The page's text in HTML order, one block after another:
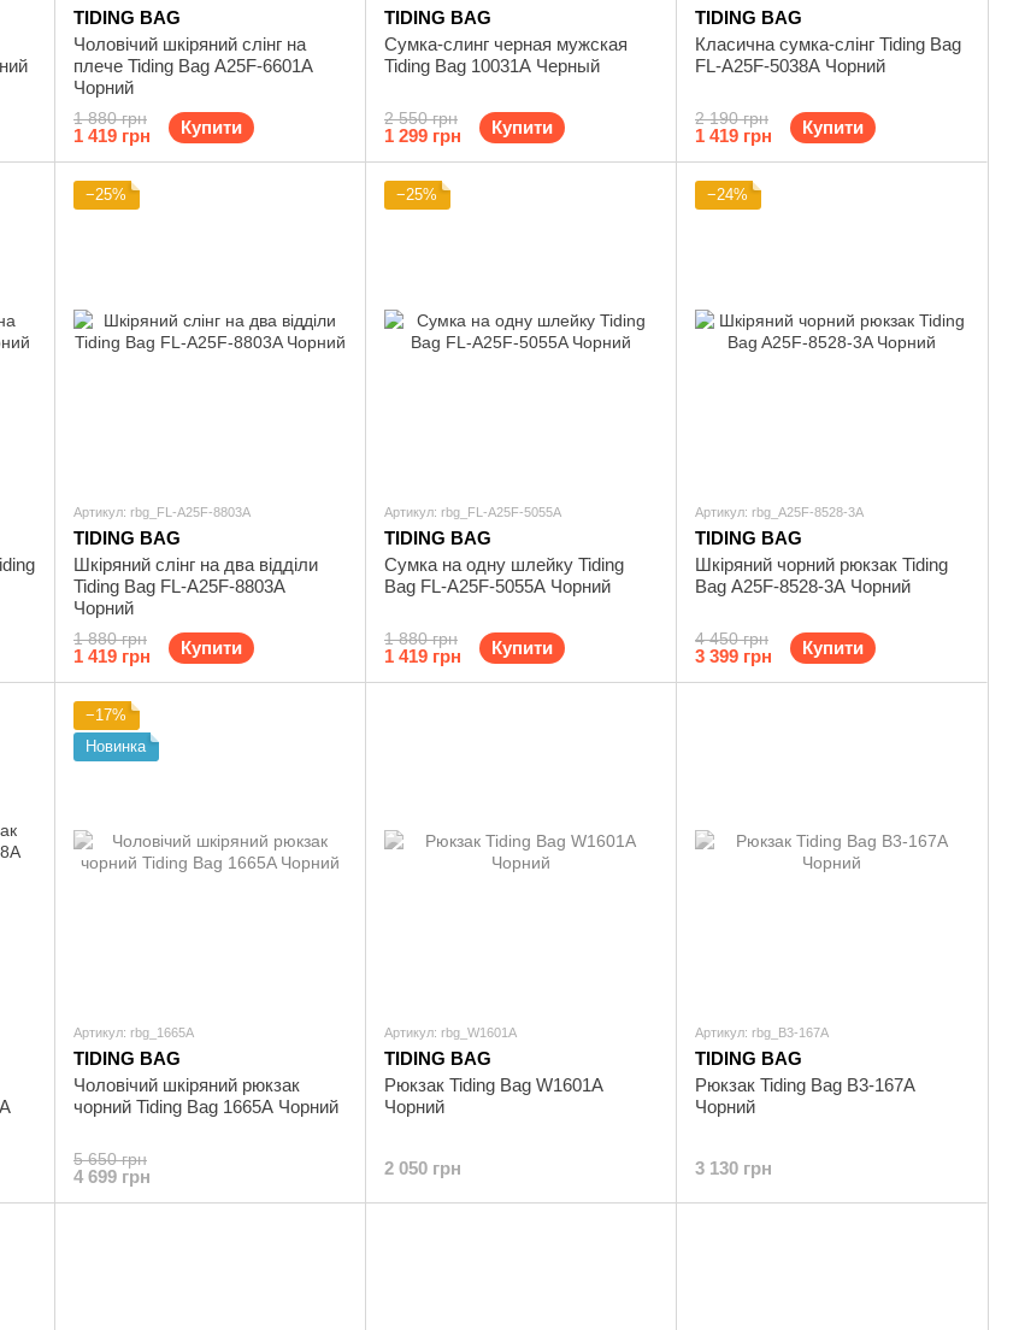
TIDING BAG
Чоловічий шкіряний слінг на
плече Tiding Bag A25F-6601A
Чорний
1 880 грн
1 419 грн Купити
TIDING BAG
Сумка-слинг черная мужская
Tiding Bag 10031A Черный
2 550 грн
1 299 грн Купити
TIDING BAG
Класична сумка-слінг Tiding Bag
FL-A25F-5038A Чорний
2 190 грн
1 419 грн Купити
−25%
Артикул: rbg_FL-A25F-8803A
TIDING BAG
Шкіряний слінг на два відділи
Tiding Bag FL-A25F-8803A
Чорний
1 880 грн
1 419 грн Купити
−25%
Артикул: rbg_FL-A25F-5055A
TIDING BAG
Сумка на одну шлейку Tiding
Bag FL-A25F-5055A Чорний
1 880 грн
1 419 грн Купити
−24%
Артикул: rbg_A25F-8528-3A
TIDING BAG
Шкіряний чорний рюкзак Tiding
Bag A25F-8528-3A Чорний
4 450 грн
3 399 грн Купити
−17%
Новинка
Артикул: rbg_1665A
TIDING BAG
Чоловічий шкіряний рюкзак
чорний Tiding Bag 1665A Чорний
5 650 грн
4 699 грн
Артикул: rbg_W1601A
TIDING BAG
Рюкзак Tiding Bag W1601A
Чорний
2 050 грн
Артикул: rbg_B3-167A
TIDING BAG
Рюкзак Tiding Bag B3-167A
Чорний
3 130 грн